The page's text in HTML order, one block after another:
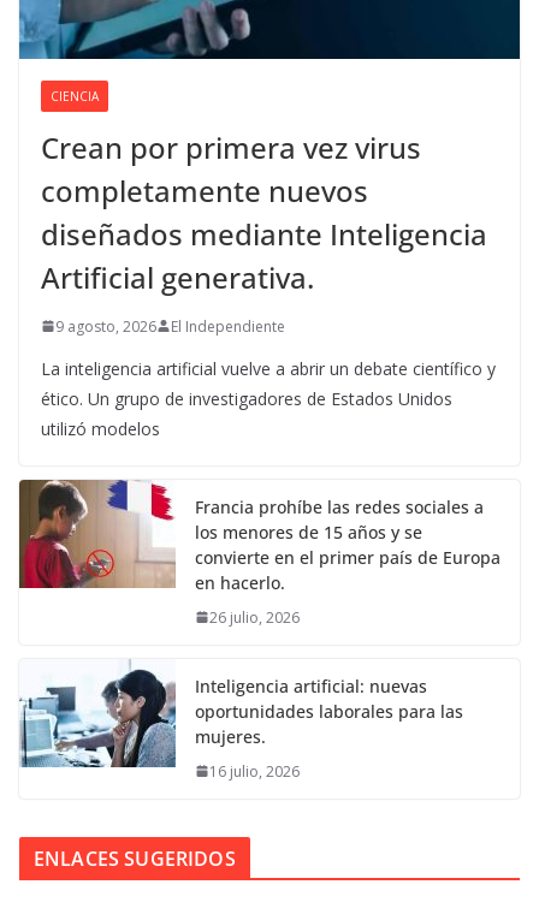
CIENCIA
Crean por primera vez virus
completamente nuevos
diseñados mediante Inteligencia
Artificial generativa.
9 agosto, 2026 El Independiente
La inteligencia artificial vuelve a abrir un debate científico y
ético. Un grupo de investigadores de Estados Unidos
utilizó modelos
Francia prohíbe las redes sociales a
los menores de 15 años y se
convierte en el primer país de Europa
en hacerlo.
26 julio, 2026
Inteligencia artificial: nuevas
oportunidades laborales para las
mujeres.
16 julio, 2026
ENLACES SUGERIDOS